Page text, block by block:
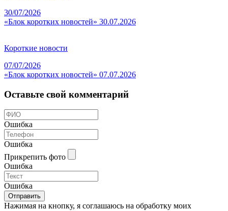
30/07/2026
«Блок коротких новостей» 30.07.2026
Короткие новости
07/07/2026
«Блок коротких новостей» 07.07.2026
Оставьте свой комментарий
Ошибка
Ошибка
Прикрепить фото
Ошибка
Ошибка
Отправить
Нажимая на кнопку, я соглашаюсь на обработку моих